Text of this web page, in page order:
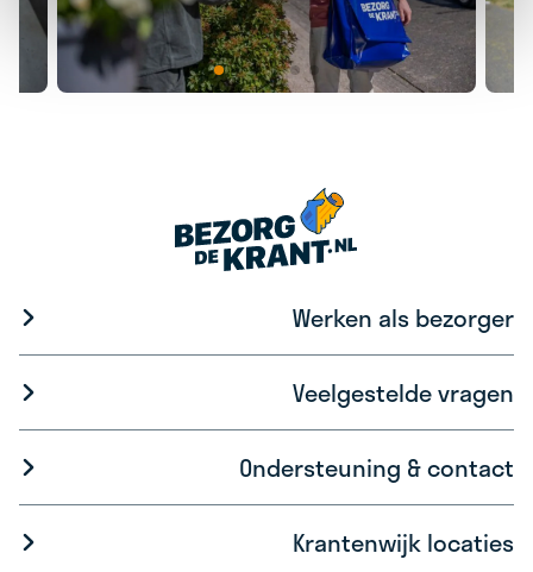
Werken als bezorger
Veelgestelde vragen
Ondersteuning & contact
Krantenwijk locaties